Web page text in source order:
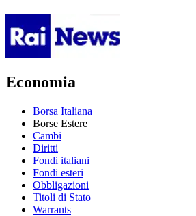
Economia
Borsa Italiana
Borse Estere
Cambi
Diritti
Fondi italiani
Fondi esteri
Obbligazioni
Titoli di Stato
Warrants